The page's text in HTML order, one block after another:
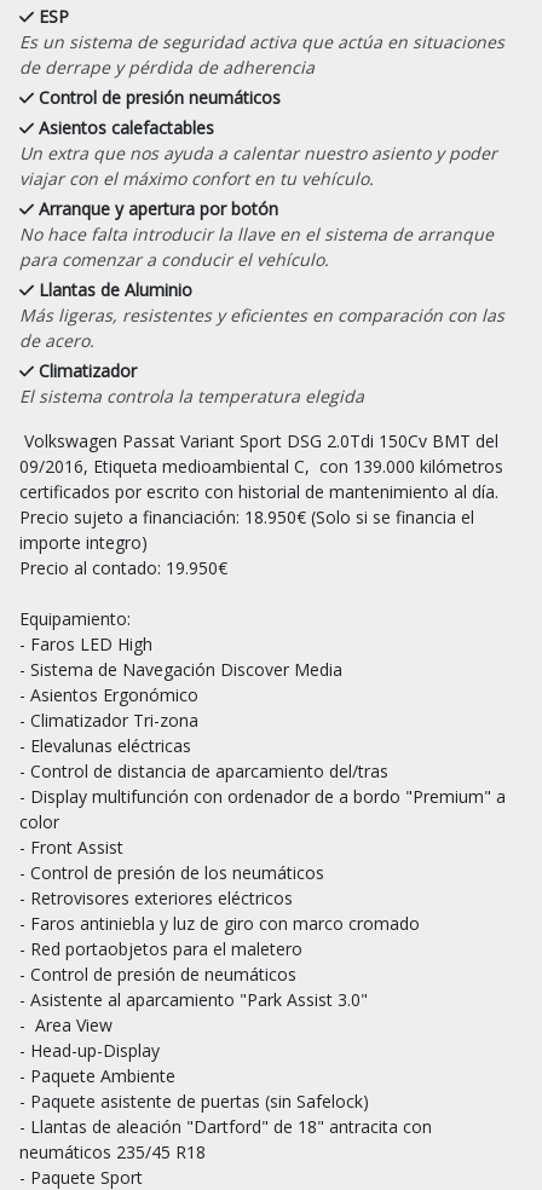
ESP
Es un sistema de seguridad activa que actúa en situaciones
de derrape y pérdida de adherencia
Control de presión neumáticos
Asientos calefactables
Un extra que nos ayuda a calentar nuestro asiento y poder
viajar con el máximo confort en tu vehículo.
Arranque y apertura por botón
No hace falta introducir la llave en el sistema de arranque
para comenzar a conducir el vehículo.
Llantas de Aluminio
Más ligeras, resistentes y eficientes en comparación con las
de acero.
Climatizador
El sistema controla la temperatura elegida
09/2016, Etiqueta medioambiental C,  con 139.000 kilómetros
certificados por escrito con historial de mantenimiento al día.
Precio sujeto a financiación: 18.950€ (Solo si se financia el
importe integro)
Precio al contado: 19.950€
Equipamiento:
- Faros LED High
- Sistema de Navegación Discover Media
- Asientos Ergonómico
- Climatizador Tri-zona
- Elevalunas eléctricas
- Control de distancia de aparcamiento del/tras
- Display multifunción con ordenador de a bordo "Premium" a
color
- Front Assist
- Control de presión de los neumáticos
- Retrovisores exteriores eléctricos
- Faros antiniebla y luz de giro con marco cromado
- Red portaobjetos para el maletero
- Control de presión de neumáticos
- Asistente al aparcamiento "Park Assist 3.0"
-  Area View
- Head-up-Display
- Paquete Ambiente
- Paquete asistente de puertas (sin Safelock)
- Llantas de aleación "Dartford" de 18" antracita con
neumáticos 235/45 R18
- Paquete Sport